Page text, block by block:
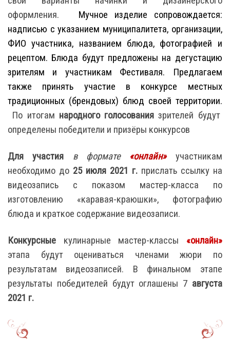
оформления.
Мучное изделие сопровождается:
надписью с указанием муниципалитета, организации,
ФИО участника, названием блюда, фотографией и
рецептом. Блюда будут предложены на дегустацию
зрителям и участникам Фестиваля. Предлагаем
также принять участие в конкурсе местных
традиционных (брендовых) блюд своей территории.
По итогам народного голосования зрителей будут
определены победители и призёры конкурсов
Для участия в формате «онлайн»
участникам
необходимо до 25 июля 2021 г.прислать ссылку на
видеозапись с показом мастер-класса по
изготовлению «каравая-краюшки», фотографию
блюда и краткое содержание видеозаписи.
Конкурсные кулинарные мастер-классы «онлайн»
этапа будут оцениваться членами жюри по
результатам видеозаписей. В финальном этапе
результаты победителей будут оглашены 7 августа
2021 г.